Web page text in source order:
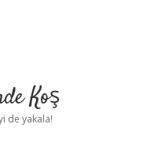
Koş
de yakala!